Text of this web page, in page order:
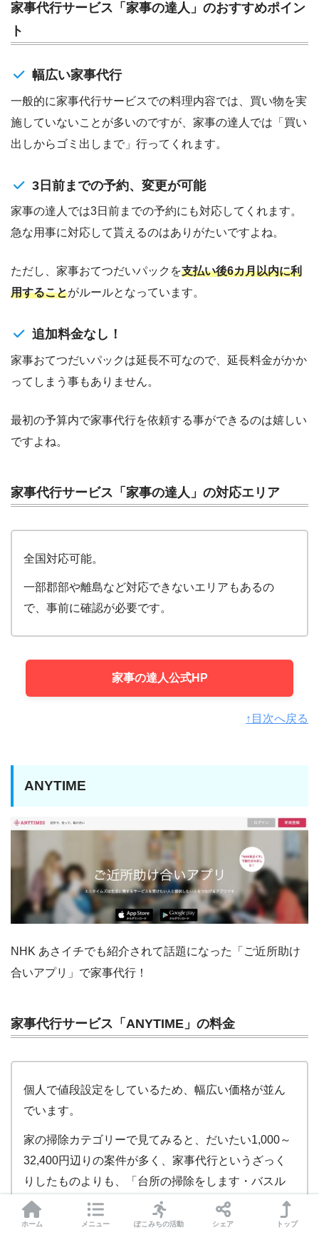
家事代行サービス「家事の達人」のおすすめポイン
ト
幅広い家事代行
一般的に家事代行サービスでの料理内容では、買い物を実
施していないことが多いのですが、家事の達人では「買い
出しからゴミ出しまで」行ってくれます。
3日前までの予約、変更が可能
家事の達人では3日前までの予約にも対応してくれます。
急な用事に対応して貰えるのはありがたいですよね。
ただし、家事おてつだいパックを支払い後6カ月以内に利
用することがルールとなっています。
追加料金なし！
家事おてつだいパックは延長不可なので、延長料金がかか
ってしまう事もありません。
最初の予算内で家事代行を依頼する事ができるのは嬉しい
ですよね。
家事代行サービス「家事の達人」の対応エリア
全国対応可能。
一部郡部や離島など対応できないエリアもあるの
で、事前に確認が必要です。
家事の達人公式HP
↑目次へ戻る
ANYTIME
NHK あさイチでも紹介されて話題になった「ご近所助け
合いアプリ」で家事代行！
家事代行サービス「ANYTIME」の料金
個人で値段設定をしているため、幅広い価格が並ん
でいます。
家の掃除カテゴリーで見てみると、だいたい1,000～
32,400円辺りの案件が多く、家事代行というざっく
りしたものよりも、「台所の掃除をします・バスル
ームを綺麗にします」といったピンポイントな案件
が目立ちます。
ホーム メニュー ぽこみちの活動 シェア トップ